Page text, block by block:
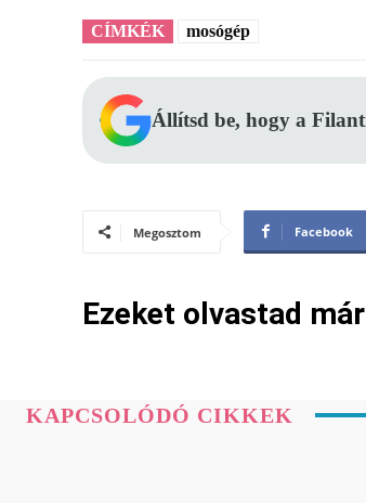
CÍMKÉK mosógép
Állítsd be, hogy a
Megosztom Facebook
Ezeket olvastad
KAPCSOLÓDÓ CIKKEK